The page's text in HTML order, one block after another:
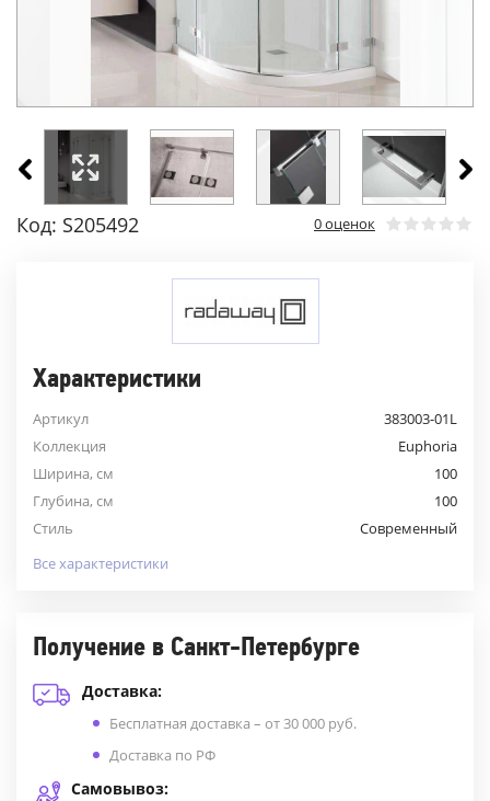
Код: S205492 0 оценок
Характеристики
Артикул
383003-01L
Коллекция
Euphoria
Ширина, см
100
Глубина, см
100
Стиль
Современный
Все характеристики
Получение в Санкт-Петербурге
Доставка:
Бесплатная доставка – от 30 000 руб.
Доставка по РФ
Самовывоз: